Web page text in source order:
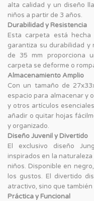
alta calidad y un diseño
niños a partir de 3 años.
Durabilidad y Resistencia
Esta carpeta está
garantiza su durabilidad y
de 35 mm proporciona
carpeta se deforme o
Almacenamiento Amplio
Con un tamaño de
espacio para almacenar y
y otros artículos
añadir o quitar hojas
y organizado.
Diseño Juvenil y Divertido
El exclusivo diseño
inspirados en la
niños. Disponible en
los gustos. El divertido
atractivo, sino que
Práctica y Funcional